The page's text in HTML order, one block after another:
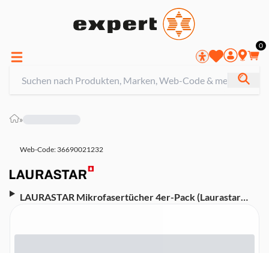
0
»
Web-Code: 36690021232
LAURASTAR Mikrofasertücher 4er-Pack (Laurastar
wiederverwendbar)